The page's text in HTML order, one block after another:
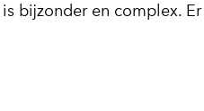
bijzonder en complex.